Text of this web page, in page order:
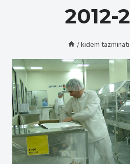
2012-
/kıdem